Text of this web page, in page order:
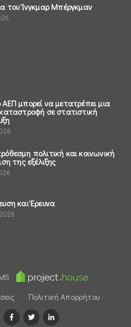
του Ίνγκμαρ Μπέργκμαν
μπορεί να μετατρέπει μια
σε στατιστική
πολιτική και κοινωνική
της εξέλιξης
και Έρευνα
Πολιτική Απορρήτου